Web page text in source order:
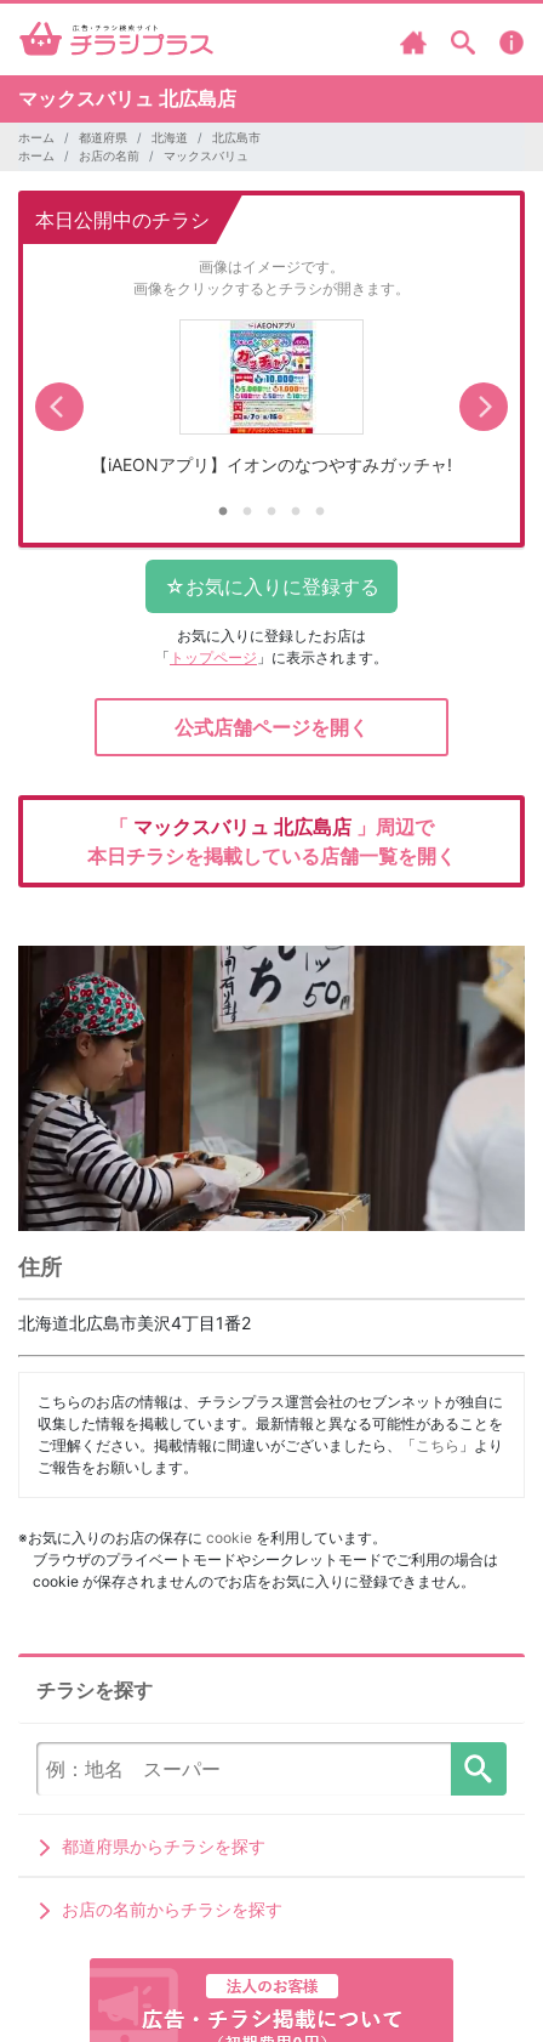
マックスバリュ 北広島店
ホーム 都道府県 北海道
北広島市
ホーム
お店の名前 マックスバリュ
本日公開中のチラシ
画像はイメージです。
画像をクリックするとチラシが開きます。
【iAEONアプリ】イオンのなつやすみガッチャ!
お気に入りに登録したお店は
「 トップページ 」に表示されます。
公式店舗ページを開く
「 マックスバリュ 北広島店 」周辺で
本日チラシを掲載している店舗一覧を開く
住所
北海道北広島市美沢4丁目1番2
こちらのお店の情報は、チラシプラス運営会社のセブンネットが独自に
収集した情報を掲載しています。最新情報と異なる可能性があることを
ご理解ください。掲載情報に間違いがございましたら、「 こちら 」より
ご報告をお願いします。
※お気に入りのお店の保存に cookie を利用しています。
ブラウザのプライベートモードやシークレットモードでご利用の場合は
cookie が保存されませんのでお店をお気に入りに登録できません。
チラシを探す
都道府県からチラシを探す
お店の名前からチラシを探す